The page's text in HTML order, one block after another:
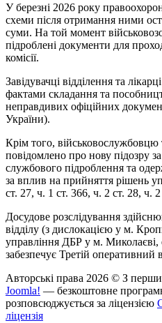
У березні 2026 року
схеми після отримання ними
суми. На той момент
підроблені документи для
комісії.
Завідувачці відділення та
фактами складання та
неправдивих офіційних
України).
Крім того, військовослужбовцю
повідомлено про нову підозру
службового підроблення та
за вплив на прийняття рішень
ст. 27, ч. 1 ст. 366, ч. 2 ст. 28, ч.
Досудове розслідування
відділу (з дислокацією у м.
управління ДБР у м. Миколаєві,
забезпечує Третій оперативний
Авторські права 2026 © З
Joomla! — безкоштовне
розповсюджується за ліцензією
ліцензія